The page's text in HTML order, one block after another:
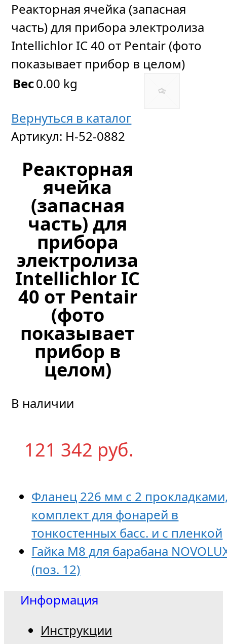
Реакторная ячейка (запасная
часть) для прибора электролиза
Intellichlor IC 40 от Pentair (фото
показывает прибор в целом)
Вернуться в каталог
Артикул: H-52-0882
Реакторная
ячейка
(запасная
часть) для
прибора
электролиза
Intellichlor IC
40 от Pentair
(фото
показывает
прибор в
целом)
В наличии
121 342 руб.
Вес0.00 kg
Фланец 226 мм с 2
комплект для фонарей в
тонкостенных басс. и с пленкой
Гайка М8 для барабана
(поз. 12)
Информация
Инструкции